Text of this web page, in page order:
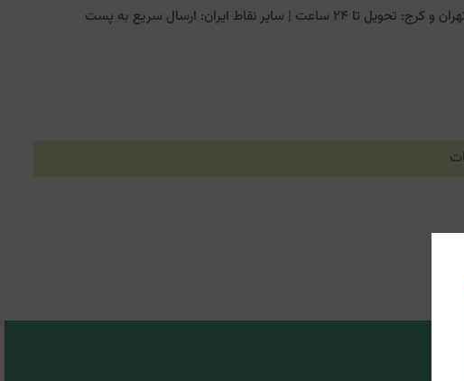
۲۴ ساعت | سایر نقاط ایران: ارسال سریع به پست